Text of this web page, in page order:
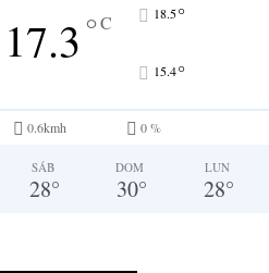
17.3°C 18.5°
15.4°
0.6kmh 0 %
SÁB
28°
DOM
30°
LUN
28°